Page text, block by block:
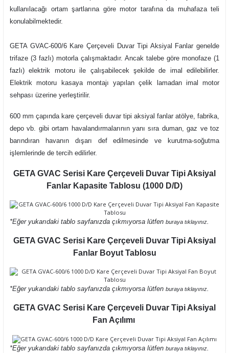
kullanılacağı ortam şartlarına göre motor tarafına da muhafaza teli
konulabilmektedir.
GETA GVAC-600/6 Kare Çerçeveli Duvar Tipi Aksiyal Fanlar genelde
trifaze (3 fazlı) motorla çalışmaktadır. Ancak talebe göre monofaze (1
fazlı) elektrik motoru ile çalışabilecek şekilde de imal edilebilirler.
Elektrik motoru kasaya montajı yapılan çelik lamadan imal motor
sehpası üzerine yerleştirilir.
600 mm çapında kare çerçeveli duvar tipi aksiyal fanlar atölye, fabrika,
depo vb. gibi ortam havalandırmalarının yanı sıra duman, gaz ve toz
barındıran havanın dışarı def edilmesinde ve kurutma-soğutma
işlemlerinde de tercih edilirler.
GETA GVAC Serisi Kare Çerçeveli Duvar Tipi Aksiyal
Fanlar Kapasite Tablosu (1000 D/D)
*Eğer yukarıdaki tablo sayfanızda çıkmıyorsa lütfen buraya tıklayınız.
GETA GVAC Serisi Kare Çerçeveli Duvar Tipi Aksiyal
Fanlar Boyut Tablosu
*Eğer yukarıdaki tablo sayfanızda çıkmıyorsa lütfen buraya tıklayınız.
GETA GVAC Serisi Kare Çerçeveli Duvar Tipi Aksiyal
Fan Açılımı
*Eğer yukarıdaki tablo sayfanızda çıkmıyorsa lütfen buraya tıklayınız.